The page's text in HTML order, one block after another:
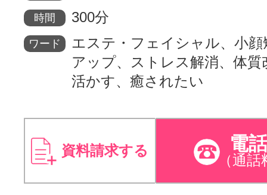
時間 300分
ワード
エステ・フェイシャル、小顔
アップ、ストレス解消、体質
活かす、癒されたい
資料請求する 電
（通話